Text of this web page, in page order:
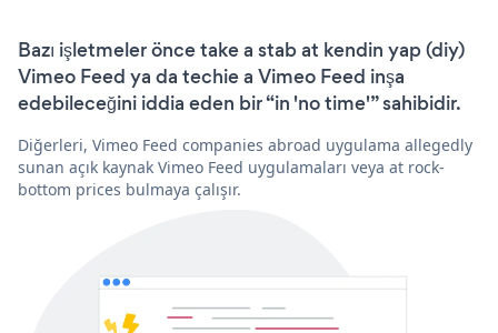
Bazı işletmeler önce take a stab at kendin yap (diy)
Vimeo Feed ya da techie a Vimeo Feed inşa
edebileceğini iddia eden bir “in 'no time'” sahibidir.
Diğerleri, Vimeo Feed companies abroad uygulama allegedly
sunan açık kaynak Vimeo Feed uygulamaları veya at rock-
bottom prices bulmaya çalışır.